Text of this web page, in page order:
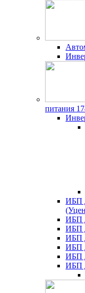
питания
ИБП
ИБП
ИБП
ИБП
ИБП
ИБП
ИБП